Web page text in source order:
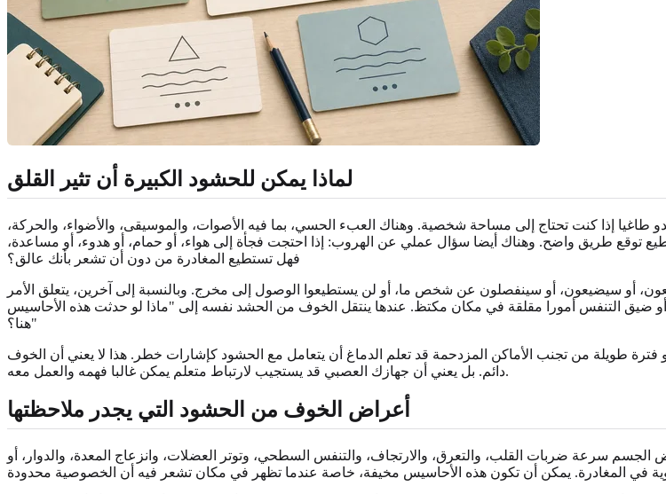
لماذا يمكن للحشود الكبيرة أن تثير القلق
إذا كنت تحتاج إلى مساحة شخصية. وهناك العبء الحسي، بما فيه الأصوات، والموسيقى، والأضواء، والحركة،
توقع طريق واضح. وهناك أيضا سؤال عملي عن الهروب: إذا احتجت فجأة إلى هواء، أو حمام، أو هدوء، أو مساعدة،
فهل تستطيع المغادرة من دون أن تشعر بأنك عالق؟
أو سيضيعون، أو سينفصلون عن شخص ما، أو لن يستطيعوا الوصول إلى مخرج. وبالنسبة إلى آخرين، يتعلق الأمر
أو ضيق التنفس أمورا مقلقة في مكان مكتظ. عندها ينتقل الخوف من الحشد نفسه إلى "ماذا لو حدثت هذه الأحاسيس
هنا؟"
طويلة من تجنب الأماكن المزدحمة قد تعلم الدماغ أن يتعامل مع الحشود كإشارات خطر. هذا لا يعني أن الخوف
دائم. بل يعني أن جهازك العصبي قد يستجيب لارتباط متعلم يمكن غالبا فهمه والعمل معه.
أعراض الخوف من الحشود التي يجدر ملاحظتها
سرعة ضربات القلب، والتعرق، والارتجاف، والتنفس السطحي، وتوتر العضلات، وانزعاج المعدة، والدوار، أو